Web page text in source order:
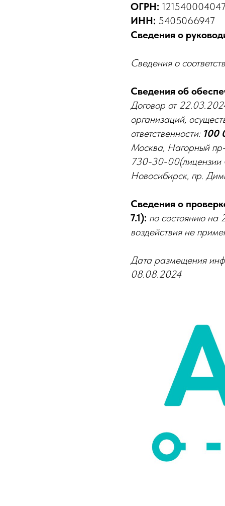
ОГРН:
ИНН: 5405066947
Сведения о
Сведения о
Сведения об
Договор от
организаций,
ответственности: 100
Москва, Нагорный
730-30-
Новосибирск, пр.
Сведения о
7.1): по состоянию на
воздействия не
Дата размещения
08.08.2024